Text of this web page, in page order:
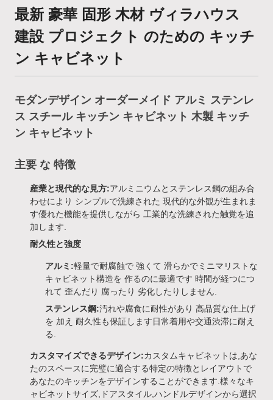
最新 豪華 固形 木材 ヴィラハウス
建設 プロジェクト のための キッチ
ン キャビネット
モダンデザイン オーダーメイド アルミ ステンレ
ス スチール キッチン キャビネット 木製 キッチ
ン キャビネット
主要 な 特徴
産業と現代的な見方:アルミニウムとステンレス鋼の組み合
わせにより シンプルで洗練された 現代的な外観が生まれま
す優れた機能を提供しながら 工業的な洗練された触覚を追
加します.
耐久性と強度
アルミ:軽量で耐腐蝕で 強くて 滑らかでミニマリストな
キャビネット構造を 作るのに最適です 時間が経つにつ
れて 歪んだり 腐ったり 劣化したりしません.
ステンレス鋼:汚れや腐食に耐性があり 高品質な仕上げ
を 加え 耐久性も保証します日常着用や交通渋滞に耐え
る.
カスタマイズできるデザイン:カスタムキャビネットは,あな
たのスペースに完璧に適合する特定の特徴とレイアウトで
あなたのキッチンをデザインすることができます.様々なキ
ャビネットサイズ,ドアスタイル,ハンドルデザインから選択